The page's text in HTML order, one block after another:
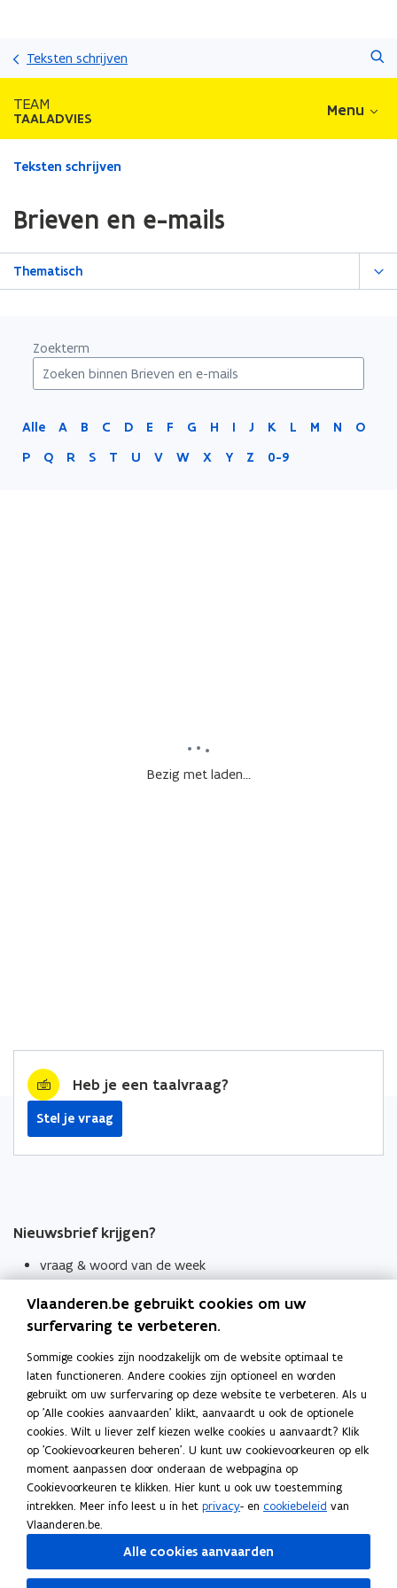
Teksten schrijven
TEAM
TAALADVIES Menu
Gedaan
zich
op:
Brieven
Teksten schrijven
Brieven en e-mails
Thematisch
Zoekterm
Alle A B C D E F G H I J K L M N
O
P
Q R S T U V W X Y Z 0-9
Bezig met laden...
Heb je een taalvraag?
Stel je vraag
Nieuwsbrief krijgen?
vraag & woord van de week
Schrijf je in
Thema's
Taaladviezen
Spellingregels
Tips voor duidelijke taal
Bekijk ook
Spellingtests
Boek- en webwijzer
Vlaanderen.be gebruikt cookies om uw
surfervaring te verbeteren.
Sommige cookies zijn noodzakelijk om de website optimaal te
laten functioneren. Andere cookies zijn optioneel en worden
gebruikt om uw surfervaring op deze website te verbeteren. Als u
op 'Alle cookies aanvaarden' klikt, aanvaardt u ook de optionele
cookies. Wilt u liever zelf kiezen welke cookies u aanvaardt? Klik
op 'Cookievoorkeuren beheren'. U kunt uw cookievoorkeuren op elk
moment aanpassen door onderaan de webpagina op
Cookievoorkeuren te klikken. Hier kunt u ook uw toestemming
intrekken. Meer info leest u in het privacy- en cookiebeleid van
Vlaanderen.be.
Alle cookies aanvaarden